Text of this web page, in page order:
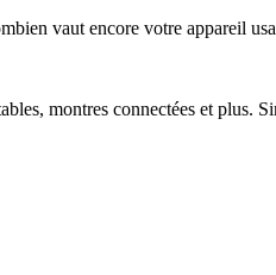
vaut encore votre appareil
montres connectées et plus.